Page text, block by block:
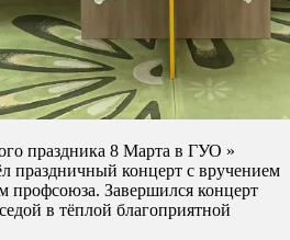
праздника 8 Марта в ГУО »
праздничный концерт с вручением
профсоюза. Завершился концерт
в тёплой благоприятной